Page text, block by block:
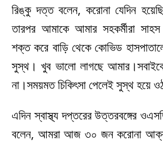
রিঙ্কু দত্ত বলেন, করোনা যেদিন
তারপর আমাকে আমার সহকর্মীরা
শক্ত করে বাড়ি থেকে কোভিড
সুস্থ। খুব ভালো লাগছে
না।সময়মত চিকিৎসা পেলেই সুস্থ হয়ে
এদিন স্বাস্থ্য দপ্তরের উত্তরবঙ্গের
বলেন, আমরা আজ ৩০ জন করোনা